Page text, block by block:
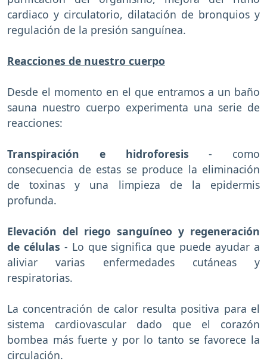
cardiaco y circulatorio, dilatación de bronquios y
regulación de la presión sanguínea.
Reacciones de nuestro cuerpo
Desde el momento en el que entramos a un baño
sauna nuestro cuerpo experimenta una serie de
reacciones:
Transpiración e hidroforesis - como
consecuencia de estas se produce la eliminación
de toxinas y una limpieza de la epidermis
profunda.
Elevación del riego sanguíneo y regeneración
de células - Lo que significa que puede ayudar a
aliviar varias enfermedades cutáneas y
respiratorias.
La concentración de calor resulta positiva para el
sistema cardiovascular dado que el corazón
bombea más fuerte y por lo tanto se favorece la
circulación.